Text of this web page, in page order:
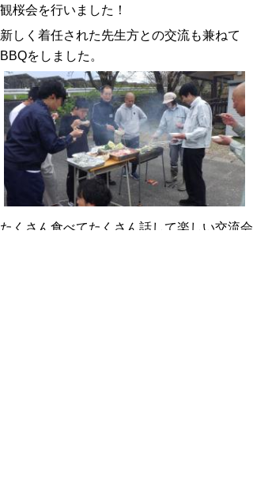
観桜会を行いました！
新しく着任された先生方との交流も兼ねて
BBQをしました。
たくさん食べてたくさん話して楽しい交流会